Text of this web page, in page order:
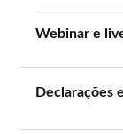
Webinar e
Declarações